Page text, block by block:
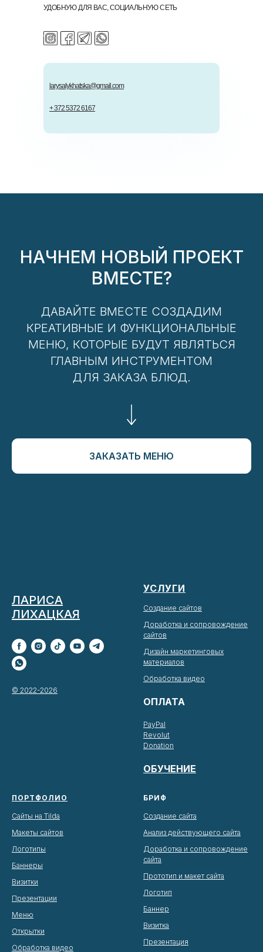
larysalykhatska@gmail.com
+ 372 5372 6167
УДОБНУЮ ДЛЯ ВАС, СОЦИАЛЬНУЮ СЕТЬ
НАЧНЕМ НОВЫЙ ПРОЕКТ
ВМЕСТЕ?
ДАВАЙТЕ ВМЕСТЕ СОЗДАДИМ
КРЕАТИВНЫЕ И ФУНКЦИОНАЛЬНЫЕ
МЕНЮ, КОТОРЫЕ БУДУТ ЯВЛЯТЬСЯ
ГЛАВНЫМ ИНСТРУМЕНТОМ
ДЛЯ ЗАКАЗА БЛЮД.
ЗАКАЗАТЬ МЕНЮ
ЛАРИСА
ЛИХАЦКАЯ
© 2022-2026
УСЛУГИ
Создание сайтов
Доработка и сопровождение
сайтов
Дизайн маркетинговых
материалов
Обработка видео
ОПЛАТА
PayPal
Revolut
Donation
ОБУЧЕНИЕ
ПОРТФОЛИО
Сайты на Tilda
Макеты сайтов
Логотипы
Баннеры
Визитки
Презентации
Меню
Открытки
Обработка видео
БРИФ
Создание сайта
Анализ действующего сайта
Доработка и сопровождение
сайта
Прототип и макет сайта
Логотип
Баннер
Визитка
Презентация